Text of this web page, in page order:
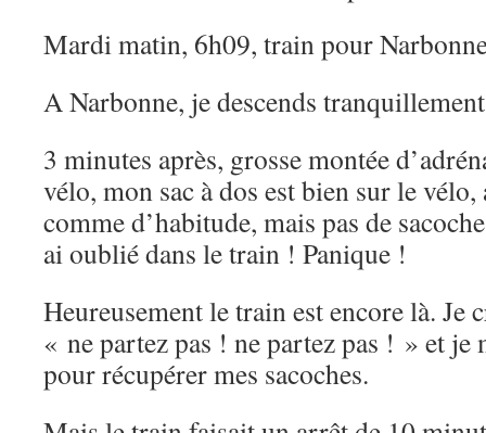
Mardi matin, 6h09, train pour
A Narbonne, je descends
3 minutes après, grosse montée
vélo, mon sac à dos est bien sur le
comme d’habitude, mais pas de
ai oublié dans le train ! Panique !
Heureusement le train est encore là. Je
« ne partez pas ! ne partez pas ! » et je
pour récupérer mes sacoches.